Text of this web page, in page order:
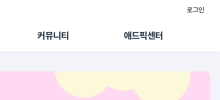
로그인
커뮤니티 애드픽센터
랭킹
초대보너스
수익 Live
멤버십 센터
마이도메인